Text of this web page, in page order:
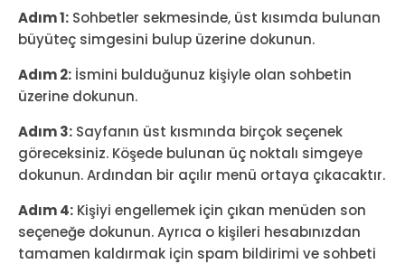
Adım 1: Sohbetler sekmesinde, üst kısımda bulunan
büyüteç simgesini bulup üzerine dokunun.
Adım 2: İsmini bulduğunuz kişiyle olan sohbetin
üzerine dokunun.
Adım 3: Sayfanın üst kısmında birçok seçenek
göreceksiniz. Köşede bulunan üç noktalı simgeye
dokunun. Ardından bir açılır menü ortaya çıkacaktır.
Adım 4: Kişiyi engellemek için çıkan menüden son
seçeneğe dokunun. Ayrıca o kişileri hesabınızdan
tamamen kaldırmak için spam bildirimi ve sohbeti